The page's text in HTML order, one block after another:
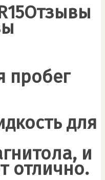
пробег
для
и
отлично.